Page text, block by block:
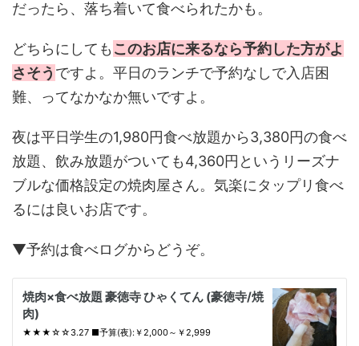
だったら、落ち着いて食べられたかも。
どちらにしても このお店に来るなら予約した方がよ
さそう ですよ。平日のランチで予約なしで入店困
難、ってなかなか無いですよ。
夜は平日学生の1,980円食べ放題から3,380円の食べ
放題、飲み放題がついても4,360円というリーズナ
ブルな価格設定の焼肉屋さん。気楽にタップリ食べ
るには良いお店です。
▼予約は食べログからどうぞ。